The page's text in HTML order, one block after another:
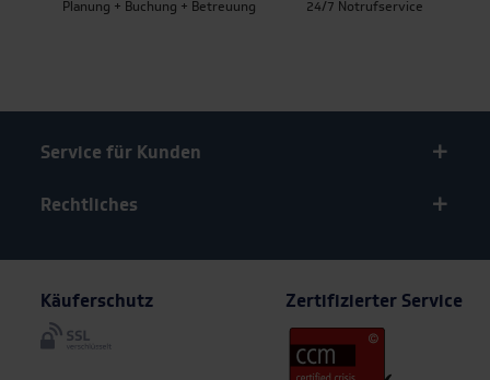
Wien
Planung + Buchung + Betreuung 24/7 Notrufservice
Service für Kunden
Rechtliches
Käuferschutz Zertifizierter Service